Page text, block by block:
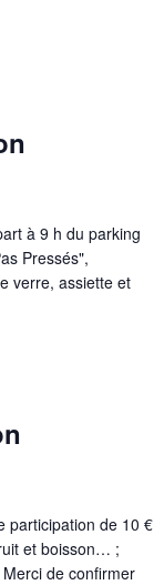
à 9 h du parking
Pressés",
verre, assiette et
participation de 10 €
et boisson… ;
de confirmer